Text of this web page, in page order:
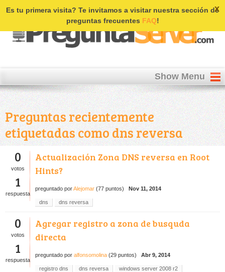
Login | Register
Es tu primera visita? Te invitamos a visitar nuestra sección de
preguntas frecuentes FAQ!
x
Show Menu
Preguntas recientemente
etiquetadas como dns reversa
0
votos
1
respuesta
Actualización Zona DNS reversa en Root
Hints?
preguntado porAlejomar (77 puntos) Nov 11, 2014
dns dns reversa
0
votos
1
respuesta
Agregar registro a zona de busquda
directa
preguntado por alfonsomolina (29 puntos) Abr 9, 2014
registro dns dns reversa windows server 2008 r2